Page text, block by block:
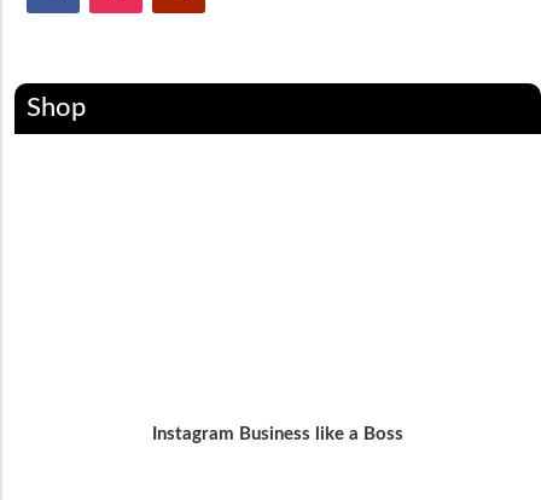
Shop
Instagram Business like a Boss